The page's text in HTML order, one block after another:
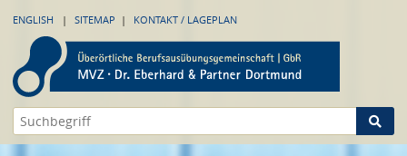
ENGLISH SITEMAP KONTAKT / LAGEPLAN